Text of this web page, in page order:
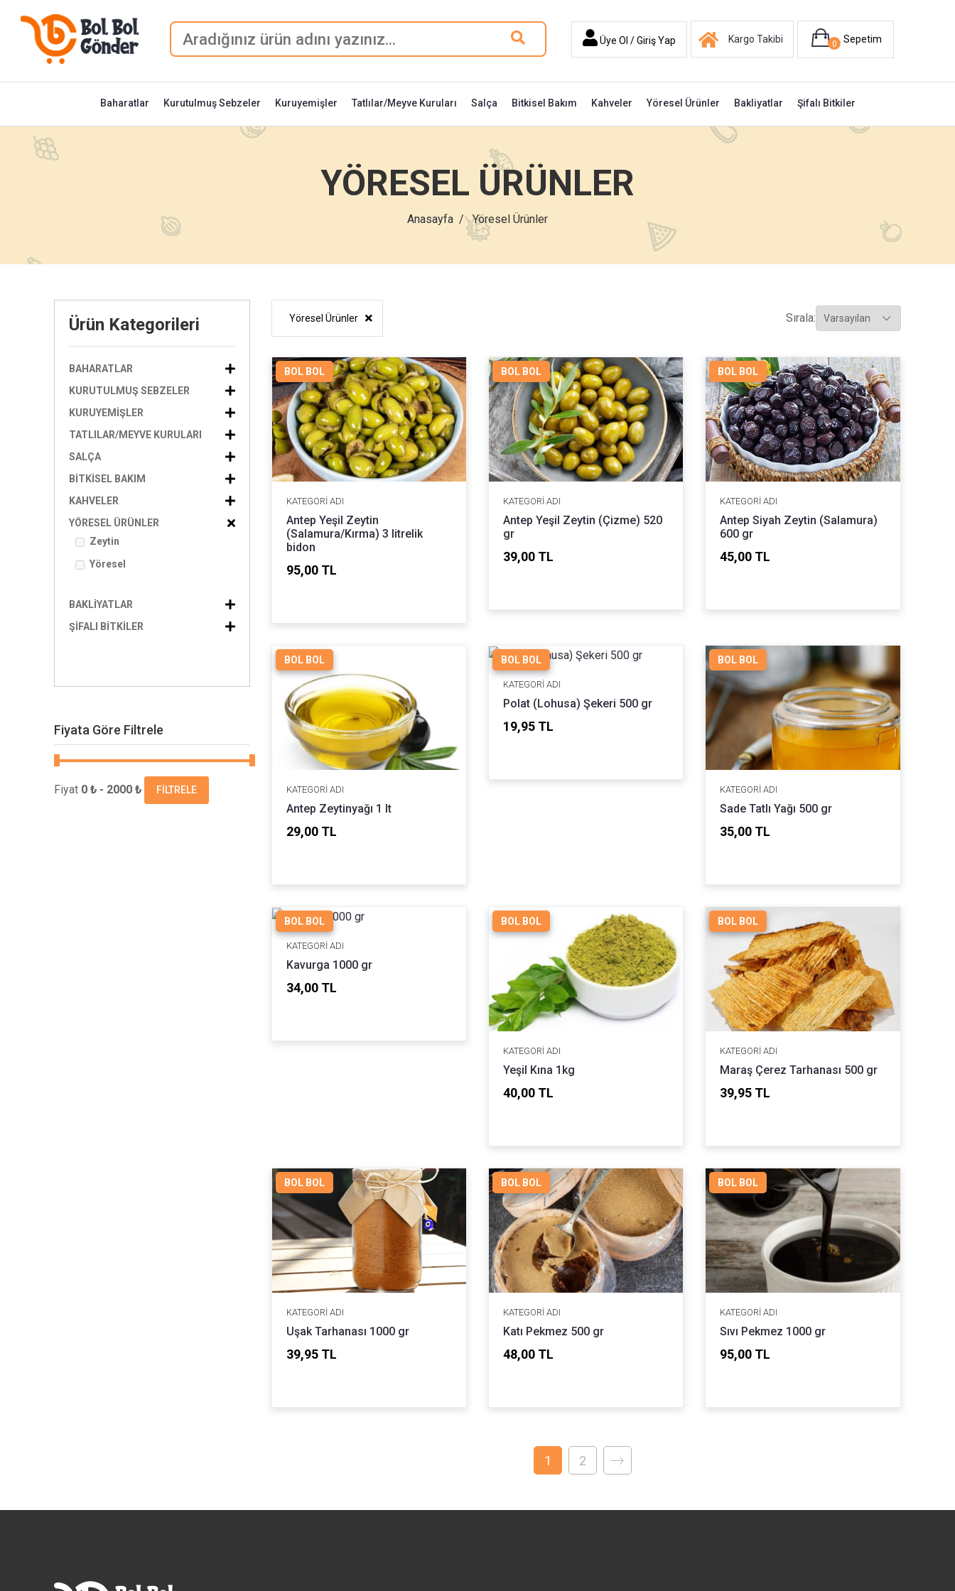
Üye Ol / Giriş Yap Kargo Takibi 0 Sepetim
Baharatlar Kurutulmuş Sebzeler Kuruyemişler Tatlılar/Meyve Kuruları Salça Bitkisel Bakım Kahveler Yöresel Ürünler Bakliyatlar Şifalı Bitkiler
YÖRESEL ÜRÜNLER
Anasayfa Yöresel Ürünler
Yöresel Ürünler Sırala:
BOL BOL
KATEGORI ADI
Antep Yeşil Zeytin
(Salamura/Kırma) 3 litrelik
bidon
95,00 TL
BOL BOL
KATEGORI ADI
Antep Yeşil Zeytin (Çizme) 520
gr
39,00 TL
BOL BOL
KATEGORI ADI
Antep Siyah Zeytin (Salamura)
600 gr
45,00 TL
BOL BOL
KATEGORI ADI
Antep Zeytinyağı 1 lt
29,00 TL
BOL BOL
KATEGORI ADI
Polat (Lohusa) Şekeri 500 gr
19,95 TL
BOL BOL
KATEGORI ADI
Sade Tatlı Yağı 500 gr
35,00 TL
BOL BOL
KATEGORI ADI
Kavurga 1000 gr
34,00 TL
BOL BOL
KATEGORI ADI
Yeşil Kına 1kg
40,00 TL
BOL BOL
KATEGORI ADI
Maraş Çerez Tarhanası 500 gr
39,95 TL
BOL BOL
KATEGORI ADI
Uşak Tarhanası 1000 gr
39,95 TL
BOL BOL
KATEGORI ADI
Katı Pekmez 500 gr
48,00 TL
BOL BOL
KATEGORI ADI
Sıvı Pekmez 1000 gr
95,00 TL
1 2
Ürün Kategorileri
BAHARATLAR
KURUTULMUŞ SEBZELER
KURUYEMIŞLER
TATLILAR/MEYVE KURULARI
SALÇA
BITKISEL BAKIM
KAHVELER
YÖRESEL ÜRÜNLER
Zeytin
Yöresel
BAKLIYATLAR
ŞIFALI BITKILER
Fiyata Göre Filtrele
Fiyat 0 ₺ - 2000 ₺ FILTRELE